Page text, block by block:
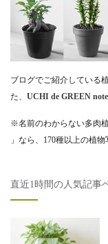
ブログでご紹介している
た、 UCHI de GREEN note
※名前のわからない多肉
」なら、170種以上の植
直近1時間の人気記事